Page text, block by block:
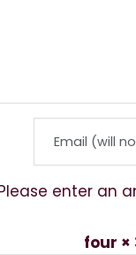
enter an
four ×